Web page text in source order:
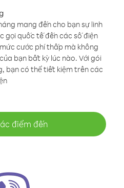
mang đến cho bạn sự linh
gọi quốc tế đến các số điện
cước phí thấp mà không
bạn bất kỳ lúc nào. Với gói
bạn có thể tiết kiệm trên các
điểm đến